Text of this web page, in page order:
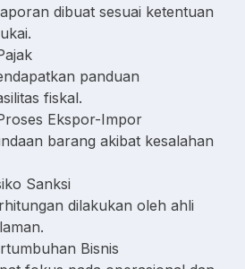
dibuat sesuai ketentuan
panduan
fiskal.
Ekspor-Impor
barang akibat kesalahan
Sanksi
dilakukan oleh ahli
Bisnis